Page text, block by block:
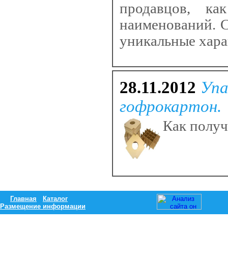
продавцов,
наименований.
уникальные
28.11.2012
гофрокартон.
Как
Главная
Каталог
Размещение информации